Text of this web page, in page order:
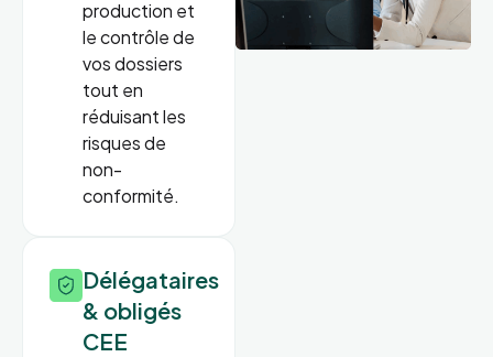
production et
le contrôle de
vos dossiers
tout en
réduisant les
risques de
non-
conformité.
Délégataires
& obligés
CEE